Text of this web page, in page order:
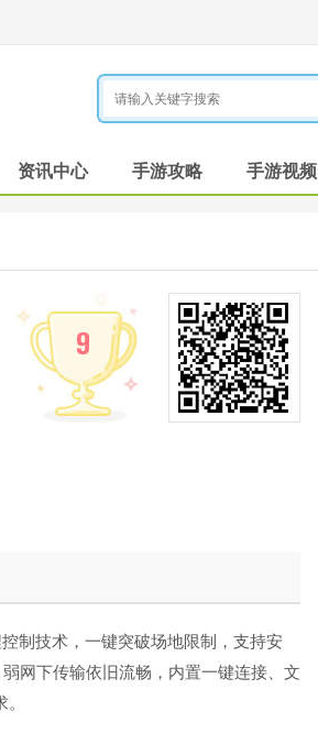
资讯中心 手游攻略 手游视频
9
制技术，一键突破场地限制，支持安
网下传输依旧流畅，内置一键连接、文